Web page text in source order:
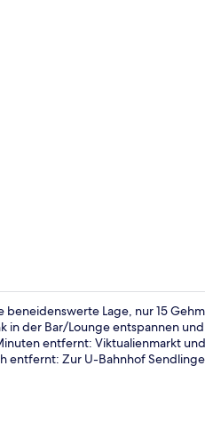
Lage, nur 15
in der Bar/Lounge entspannen
entfernt: Viktualienmarkt
entfernt: Zur U-Bahnhof